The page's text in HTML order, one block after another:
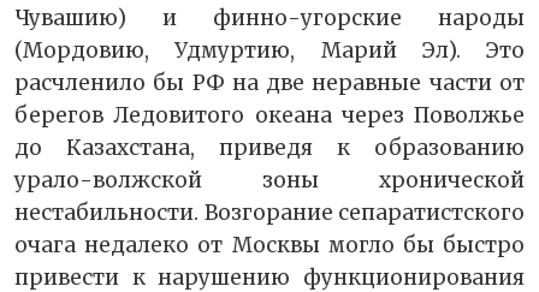
Чувашию) и финно-угорские народы
(Мордовию, Удмуртию, Марий Эл). Это
расчленило бы РФ на две неравные части от
берегов Ледовитого океана через Поволжье
до Казахстана, приведя к образованию
урало-волжской зоны хронической
нестабильности. Возгорание сепаратистского
очага недалеко от Москвы могло бы быстро
привести к нарушению функционирования